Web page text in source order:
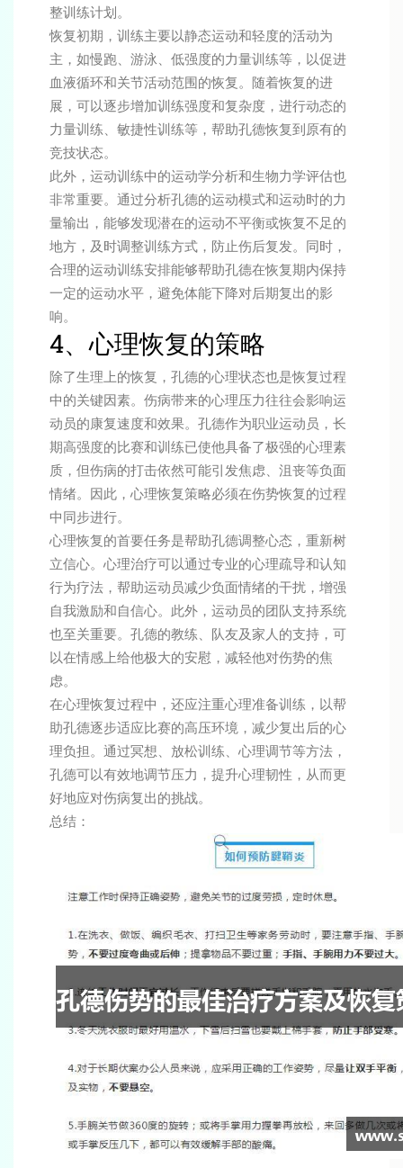
整训练计划。
恢复初期，训练主要以静态运动和轻度的活动为
主，如慢跑、游泳、低强度的力量训练等，以促进
血液循环和关节活动范围的恢复。随着恢复的进
展，可以逐步增加训练强度和复杂度，进行动态的
力量训练、敏捷性训练等，帮助孔德恢复到原有的
竞技状态。
此外，运动训练中的运动学分析和生物力学评估也
非常重要。通过分析孔德的运动模式和运动时的力
量输出，能够发现潜在的运动不平衡或恢复不足的
地方，及时调整训练方式，防止伤后复发。同时，
合理的运动训练安排能够帮助孔德在恢复期内保持
一定的运动水平，避免体能下降对后期复出的影
响。
4、心理恢复的策略
除了生理上的恢复，孔德的心理状态也是恢复过程
中的关键因素。伤病带来的心理压力往往会影响运
动员的康复速度和效果。孔德作为职业运动员，长
期高强度的比赛和训练已使他具备了极强的心理素
质，但伤病的打击依然可能引发焦虑、沮丧等负面
情绪。因此，心理恢复策略必须在伤势恢复的过程
中同步进行。
心理恢复的首要任务是帮助孔德调整心态，重新树
立信心。心理治疗可以通过专业的心理疏导和认知
行为疗法，帮助运动员减少负面情绪的干扰，增强
自我激励和自信心。此外，运动员的团队支持系统
也至关重要。孔德的教练、队友及家人的支持，可
以在情感上给他极大的安慰，减轻他对伤势的焦
虑。
在心理恢复过程中，还应注重心理准备训练，以帮
助孔德逐步适应比赛的高压环境，减少复出后的心
理负担。通过冥想、放松训练、心理调节等方法，
孔德可以有效地调节压力，提升心理韧性，从而更
好地应对伤病复出的挑战。
总结：